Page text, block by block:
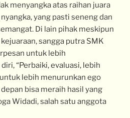
menyangka atas raihan juara
yang pasti seneng dan
Di lain pihak meskipun
sangga putra SMK
untuk lebih
“Perbaiki, evaluasi, lebih
lebih menurunkan ego
bisa meraih hasil yang
Widadi, salah satu anggota